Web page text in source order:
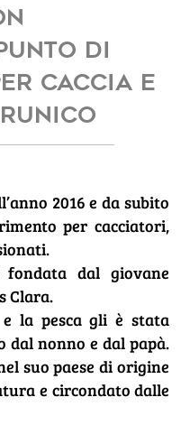
di
caccia e
2016 e da subito
per cacciatori,
fondata dal giovane
Clara.
la pesca gli è stata
nonno e dal papà.
suo paese di origine
e circondato dalle